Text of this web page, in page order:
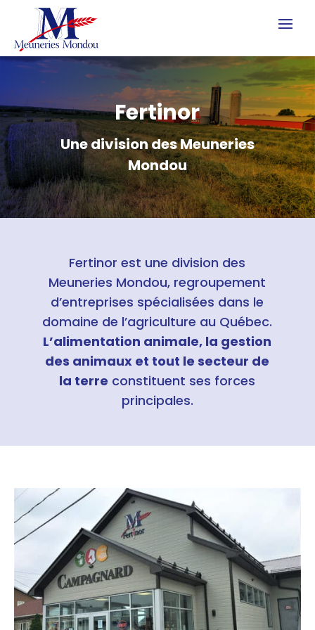
Fertinor
Une division des Meuneries
Mondou
Fertinor est une division des
Meuneries Mondou, regroupement
d’entreprises spécialisées dans le
domaine de l’agriculture au Québec.
L’alimentation animale, la gestion
des animaux et tout le secteur de
la terre constituent ses forces
principales.